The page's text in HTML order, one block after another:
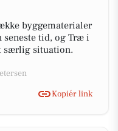
byggematerialer
tid, og Træ i
særlig situation.
Kopiér link